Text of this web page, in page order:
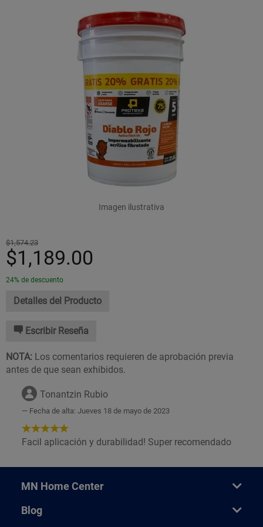
Imagen ilustrativa
$1,574.23
$1,189.00
24% de descuento
Detalles del Producto
Escribir Reseña
NOTA: Los comentarios requieren de aprobación previa
antes de que sean exhibidos.
Tonantzin Rubio
Fecha de alta: Jueves 18 de mayo de 2023
5
de
Estrellas!
Facil aplicación y durabilidad! Super recomendado
MN Home Center
Blog